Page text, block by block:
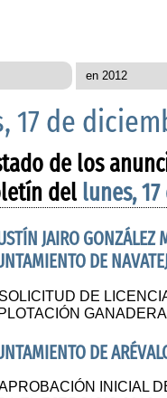
17 de
de los
del lunes,
JAIRO GONZÁLEZ
DE
SOLICITUD DE
DE
INICIAL